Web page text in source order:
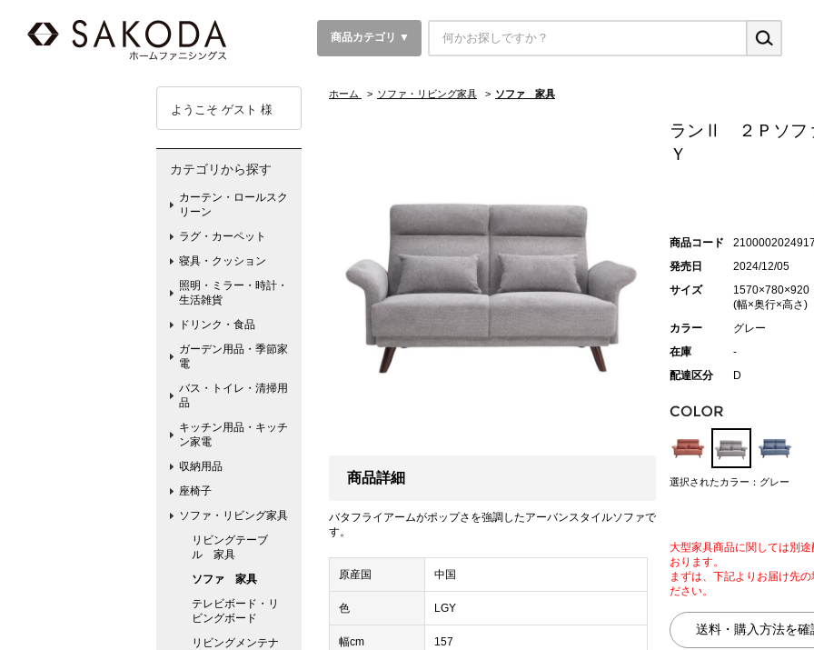
商品カテゴリ ▼
ホーム > ソファ・リビング家具 > ソファ 家具
商品詳細
バタフライアームがポップさを強調したアーバンスタイルソファで
す。
原産国 中国
色 LGY
幅cm 157
ランⅡ ２Ｐソフ
Ｙ
商品コード
2100002024917
発売日
2024/12/05
サイズ
1570×780×920
(幅×奥行×高さ)
カラー
グレー
在庫
-
配達区分
D
選択されたカラー：グレー
大型家具商品に関しては別
おります。
まずは、下記よりお届け先の
ださい。
ようこそ ゲスト 様
カテゴリから探す
カーテン・ロールスク
リーン
ラグ・カーペット
寝具・クッション
照明・ミラー・時計・
生活雑貨
ドリンク・食品
ガーデン用品・季節家
電
バス・トイレ・清掃用
品
キッチン用品・キッチ
ン家電
収納用品
座椅子
ソファ・リビング家具
リビングテーブ
ル 家具
ソファ 家具
テレビボード・リ
ビングボード
リビングメンテナ